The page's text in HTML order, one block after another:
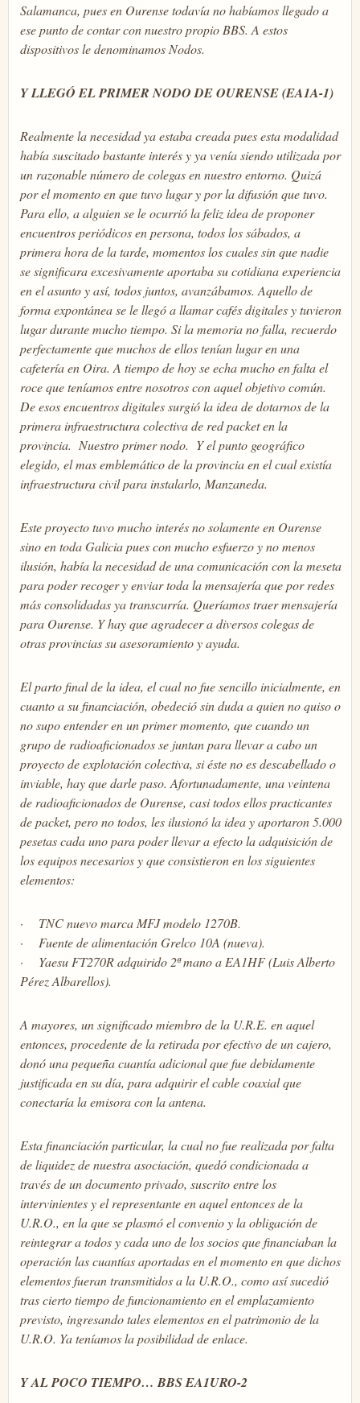
Salamanca, pues en Ourense todavía no habíamos llegado a
ese punto de contar con nuestro propio BBS. A estos
dispositivos le denominamos Nodos.
Y LLEGÓ EL PRIMER NODO DE OURENSE (EA1A-1)
Realmente la necesidad ya estaba creada pues esta modalidad
había suscitado bastante interés y ya venía siendo utilizada por
un razonable número de colegas en nuestro entorno. Quizá
por el momento en que tuvo lugar y por la difusión que tuvo.
Para ello, a alguien se le ocurrió la feliz idea de proponer
encuentros periódicos en persona, todos los sábados, a
primera hora de la tarde, momentos los cuales sin que nadie
se significara excesivamente aportaba su cotidiana experiencia
en el asunto y así, todos juntos, avanzábamos. Aquello de
forma expontánea se le llegó a llamar cafés digitales y tuvieron
lugar durante mucho tiempo. Si la memoria no falla, recuerdo
perfectamente que muchos de ellos tenían lugar en una
cafetería en Oira. A tiempo de hoy se echa mucho en falta el
roce que teníamos entre nosotros con aquel objetivo común.
De esos encuentros digitales surgió la idea de dotarnos de la
primera infraestructura colectiva de red packet en la
provincia. Nuestro primer nodo. Y el punto geográfico
elegido, el mas emblemático de la provincia en el cual existía
infraestructura civil para instalarlo, Manzaneda.
Este proyecto tuvo mucho interés no solamente en Ourense
sino en toda Galicia pues con mucho esfuerzo y no menos
ilusión, había la necesidad de una comunicación con la meseta
para poder recoger y enviar toda la mensajería que por redes
más consolidadas ya transcurría. Queríamos traer mensajería
para Ourense. Y hay que agradecer a diversos colegas de
otras provincias su asesoramiento y ayuda.
El parto final de la idea, el cual no fue sencillo inicialmente, en
cuanto a su financiación, obedeció sin duda a quien no quiso o
no supo entender en un primer momento, que cuando un
grupo de radioaficionados se juntan para llevar a cabo un
proyecto de explotación colectiva, si éste no es descabellado o
inviable, hay que darle paso. Afortunadamente, una veintena
de radioaficionados de Ourense, casi todos ellos practicantes
de packet, pero no todos, les ilusionó la idea y aportaron 5.000
pesetas cada uno para poder llevar a efecto la adquisición de
los equipos necesarios y que consistieron en los siguientes
elementos:
· TNC nuevo marca MFJ modelo 1270B.
· Fuente de alimentación Grelco 10A (nueva).
· Yaesu FT270R adquirido 2ª mano a EA1HF (Luis Alberto
Pérez Albarellos).
A mayores, un significado miembro de la U.R.E. en aquel
entonces, procedente de la retirada por efectivo de un cajero,
donó una pequeña cuantía adicional que fue debidamente
justificada en su día, para adquirir el cable coaxial que
conectaría la emisora con la antena.
Esta financiación particular, la cual no fue realizada por falta
de liquidez de nuestra asociación, quedó condicionada a
través de un documento privado, suscrito entre los
intervinientes y el representante en aquel entonces de la
U.R.O., en la que se plasmó el convenio y la obligación de
reintegrar a todos y cada uno de los socios que financiaban la
operación las cuantías aportadas en el momento en que dichos
elementos fueran transmitidos a la U.R.O., como así sucedió
tras cierto tiempo de funcionamiento en el emplazamiento
previsto, ingresando tales elementos en el patrimonio de la
U.R.O. Ya teníamos la posibilidad de enlace.
Y AL POCO TIEMPO… BBS EA1URO-2